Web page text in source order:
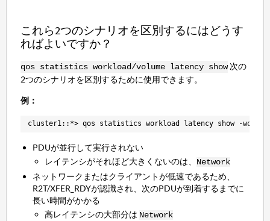
これら2つのシナリオを区別するにはどうす
ればよいですか？
qos statistics workload/volume latency show次の
2つのシナリオを区別するために使用できます。
例：
cluster1::*> qos statistics workload latency show -
PDUが並行して実行されない
レイテンシがそれほど大きくないのは、 Network
ネットワークまたはクライアントが低速であるため、
R2T/XFER_RDYが認識され、次のPDUが到着するまでに
長い時間がかかる
高レイテンシの大部分は Network